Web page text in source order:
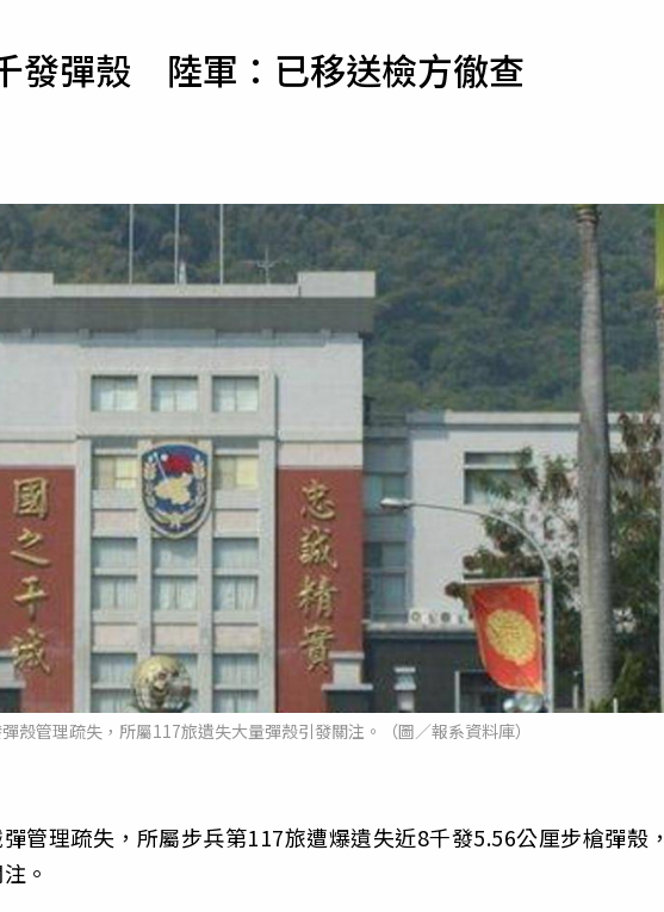
專欄
新勢力
運勢
發彈殼 陸軍：已移送檢方徹查
殼管理疏失，所屬117旅遺失大量彈殼引發關注。（圖／報系資料庫）
管理疏失，所屬步兵第117旅遭爆遺失近8千發5.56公厘步槍彈殼
。